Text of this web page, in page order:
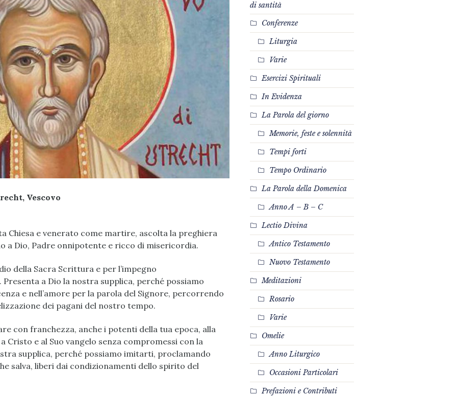
Vescovo
Chiesa e venerato come martire, ascolta la preghiera
a Dio, Padre onnipotente e ricco di misericordia.
della Sacra Scrittura e per l’impegno
Presenta a Dio la nostra supplica, perché possiamo
e nell’amore per la parola del Signore, percorrendo
dei pagani del nostro tempo.
con franchezza, anche i potenti della tua epoca, alla
Cristo e al Suo vangelo senza compromessi con la
supplica, perché possiamo imitarti, proclamando
salva, liberi dai condizionamenti dello spirito del
di santità
Conferenze
Liturgia
Varie
Esercizi Spirituali
In Evidenza
La Parola del giorno
Memorie, feste e solennità
Tempi forti
Tempo Ordinario
La Parola della Domenica
Anno A – B – C
Lectio Divina
Antico Testamento
Nuovo Testamento
Meditazioni
Rosario
Varie
Omelie
Anno Liturgico
Occasioni Particolari
Prefazioni e Contributi